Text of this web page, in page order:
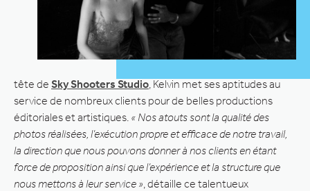
tête de Sky Shooters Studio , Kelvin met ses aptitudes au
service de nombreux clients pour de belles productions
éditoriales et artistiques. « Nos atouts sont la qualité des
photos réalisées, l’exécution propre et efficace de notre travail,
la direction que nous pouvons donner à nos clients en étant
force de proposition ainsi que l’expérience et la structure que
nous mettons à leur service » , détaille ce talentueux